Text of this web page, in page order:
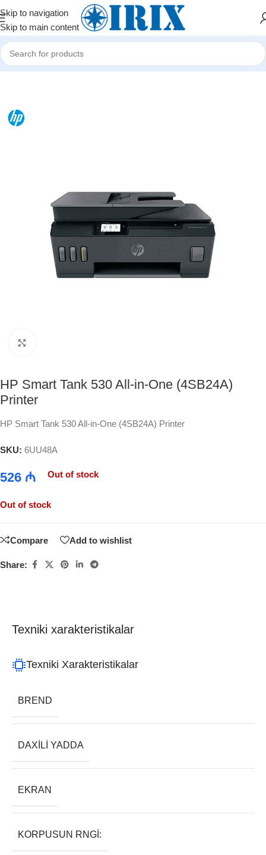
Skip to navigation
Skip to main content
Home/Shop/Ofis avadanlıqları/Printerlər
HP Smart Tank 530 All-in-One (4SB24A)
Printer
HP Smart Tank 530 All-in-One (4SB24A) Printer
SKU: 6UU48A
526 ₼ Out of stock
Out of stock
Compare Add to wishlist
Share:
Texniki xarakteristikalar
Texniki Xarakteristikalar
BREND
DAXILI YADDA
EKRAN
KORPUSUN RNGI: